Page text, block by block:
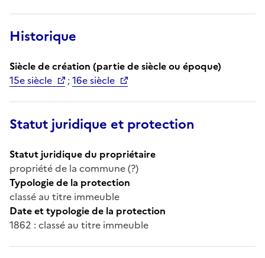
Historique
Siècle de création (partie de siècle ou époque)
15e siècle
;16e siècle
Statut juridique et protection
Statut juridique du propriétaire
propriété de la commune (?)
Typologie de la protection
classé au titre immeuble
Date et typologie de la protection
1862 : classé au titre immeuble